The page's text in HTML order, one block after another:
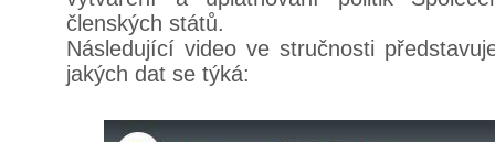
členských států.
Následující video ve stručnosti
jakých dat se týká: